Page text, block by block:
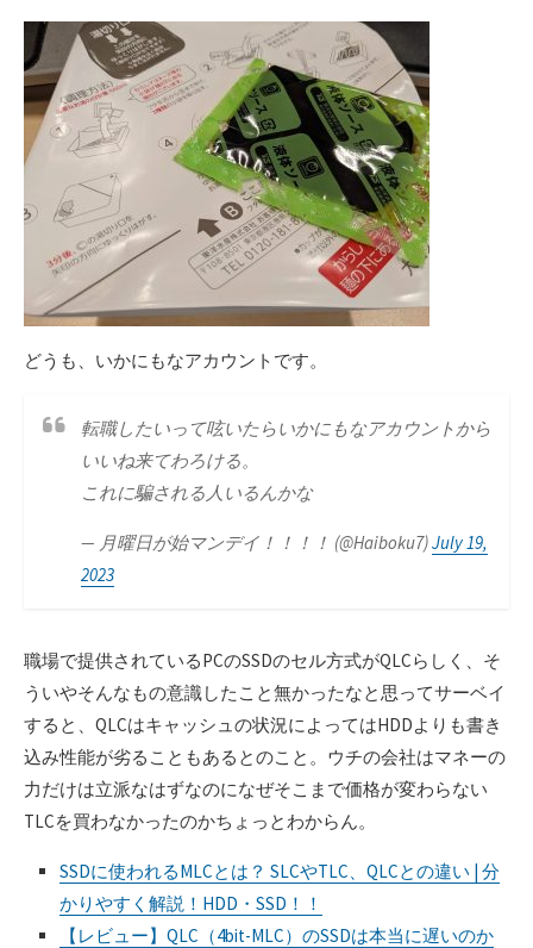
どうも、いかにもなアカウントです。
転職したいって呟いたらいかにもなアカウントから
いいね来てわろける。
これに騙される人いるんかな
— 月曜日が始マンデイ！！！！ (@Haiboku7)July 19,
2023
職場で提供されているPCのSSDのセル方式がQLCらしく、そ
ういやそんなもの意識したこと無かったなと思ってサーベイ
すると、QLCはキャッシュの状況によってはHDDよりも書き
込み性能が劣ることもあるとのこと。ウチの会社はマネーの
力だけは立派なはずなのになぜそこまで価格が変わらない
TLCを買わなかったのかちょっとわからん。
SSDに使われるMLCとは？ SLCやTLC、QLCとの違い | 分
かりやすく解説！HDD・SSD！！
【レビュー】QLC（4bit-MLC）のSSDは本当に遅いのか